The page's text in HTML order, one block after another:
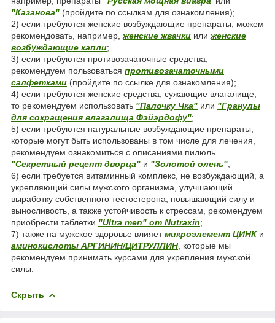
"Казанова" (пройдите по ссылкам для ознакомления);
2) если требуются женские возбуждающие препараты, можем
рекомендовать, например, женские жвачки или женские
возбуждающие капли;
3) если требуются противозачаточные средства,
рекомендуем пользоваться противозачаточными
салфетками (пройдите по ссылке для ознакомления);
4) если требуются женские средства, сужающие влагалище,
то рекомендуем использовать "Палочку Чка" или "Гранулы
для сокращения влагалища Фэйэрдофу";
5) если требуются натуральные возбуждающие препараты,
которые могут быть использованы в том числе для лечения,
рекомендуем ознакомиться с описаниями пилюль
"Секретный рецепт дворца" и "Золотой олень";
6) если требуется витаминный комплекс, не возбуждающий, а
укрепляющий силы мужского организма, улучшающий
выработку собственного тестостерона, повышающий силу и
выносливость, а также устойчивость к стрессам, рекомендуем
приобрести таблетки "Ultra men" от Nutraxin;
7) также на мужское здоровье влияетмикроэлемент ЦИНКи
аминокислоты АРГИНИН/ЦИТРУЛЛИН, которые мы
рекомендуем принимать курсами для укрепления мужской
силы.
Скрыть